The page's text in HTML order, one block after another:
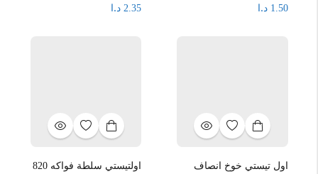
1.50 د.ا
2.35 د.ا
اول تيستي خوخ انصاف
اولتيستي سلطة فواكه 820